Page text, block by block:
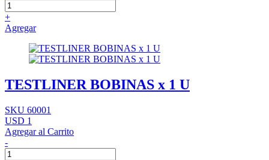
+
Agregar
TESTLINER BOBINAS x 1 U
SKU 60001
USD 1
Agregar al Carrito
-